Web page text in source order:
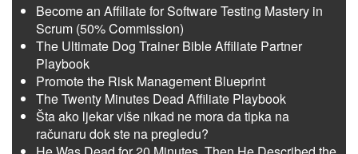
Become an Affiliate for Software Testing Mastery in
Scrum (50% Commission)
The Ultimate Dog Trainer Bible Affiliate Partner
Playbook
Promote the Risk Management Blueprint
The Twenty Minutes Dead Affiliate Playbook
Šta ako ljekar više nikad ne mora da tipka na
računaru dok ste na pregledu?